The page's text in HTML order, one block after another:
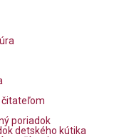
čitateľom
poriadok
detského kútika